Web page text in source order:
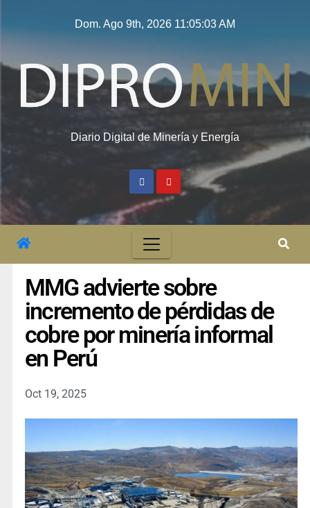
Dom. Ago 9th, 2026 11:05:03 AM
Diario Digital de Minería y Energía
MMG advierte sobre
incremento de pérdidas de
cobre por minería informal
en Perú
Oct 19, 2025